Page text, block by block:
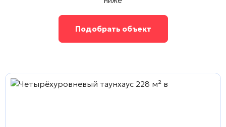
Подобрать объект